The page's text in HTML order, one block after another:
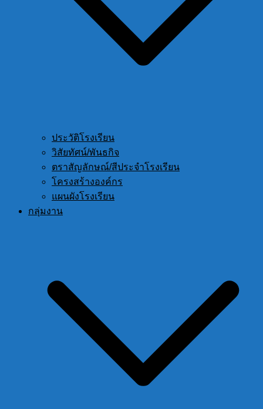
ประวัติโรงเรียน
วิสัยทัศน์/พันธกิจ
ตราสัญลักษณ์/สีประจำโรงเรียน
โครงสร้างองค์กร
แผนผังโรงเรียน
กลุ่มงาน